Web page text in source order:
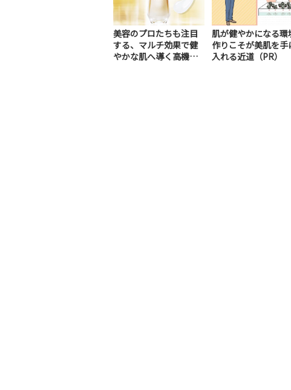
美容のプロたちも注目
する、マルチ効果で健
やかな肌へ導く高機能
肌が健やかになる環
作りこそが美肌を手
入れる近道（PR）